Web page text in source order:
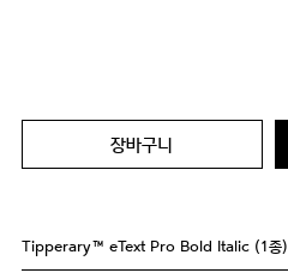
장바구니
Tipperary™ eText Pro Bold Italic (1종)